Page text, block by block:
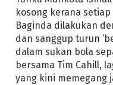
kosong kerana
Baginda dilakukan
dan sanggup turun
dalam sukan bola
bersama Tim Cahill,
yang kini memegang